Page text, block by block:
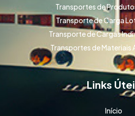
Transportes de
Transporte de Carga
Transporte de Cargas
Transportes de Materiais
Links
Início